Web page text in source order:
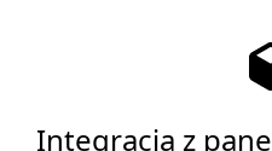
Integracja z